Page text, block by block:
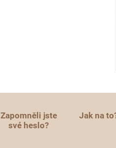
Zapomněli jste
své heslo?
Jak na